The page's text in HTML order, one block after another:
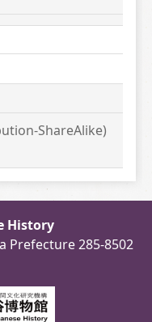
ShareAlike)
History
Prefecture 285-8502